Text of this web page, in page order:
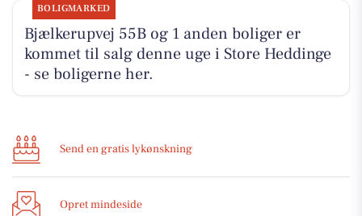
BOLIGMARKED
Bjælkerupvej 55B og 1 anden boliger er
kommet til salg denne uge i Store Heddinge
- se boligerne her.
Send en gratis lykønskning
Opret mindeside